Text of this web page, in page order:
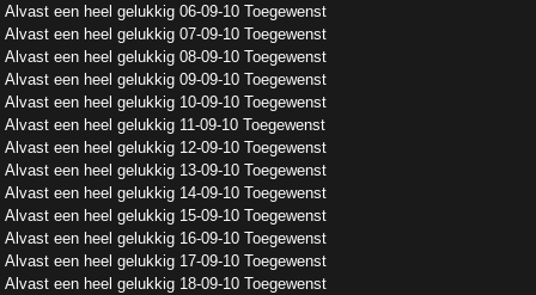
Alvast een heel gelukkig 06-09-10 Toegewenst
Alvast een heel gelukkig 07-09-10 Toegewenst
Alvast een heel gelukkig 08-09-10 Toegewenst
Alvast een heel gelukkig 09-09-10 Toegewenst
Alvast een heel gelukkig 10-09-10 Toegewenst
Alvast een heel gelukkig 11-09-10 Toegewenst
Alvast een heel gelukkig 12-09-10 Toegewenst
Alvast een heel gelukkig 13-09-10 Toegewenst
Alvast een heel gelukkig 14-09-10 Toegewenst
Alvast een heel gelukkig 15-09-10 Toegewenst
Alvast een heel gelukkig 16-09-10 Toegewenst
Alvast een heel gelukkig 17-09-10 Toegewenst
Alvast een heel gelukkig 18-09-10 Toegewenst